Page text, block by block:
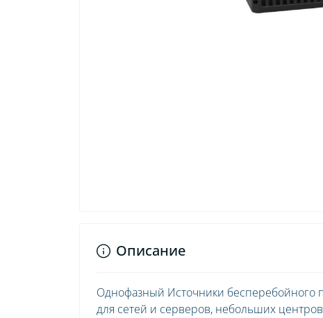
Описание
Однофазный Источники бесперебойного
для сетей и серверов, небольших